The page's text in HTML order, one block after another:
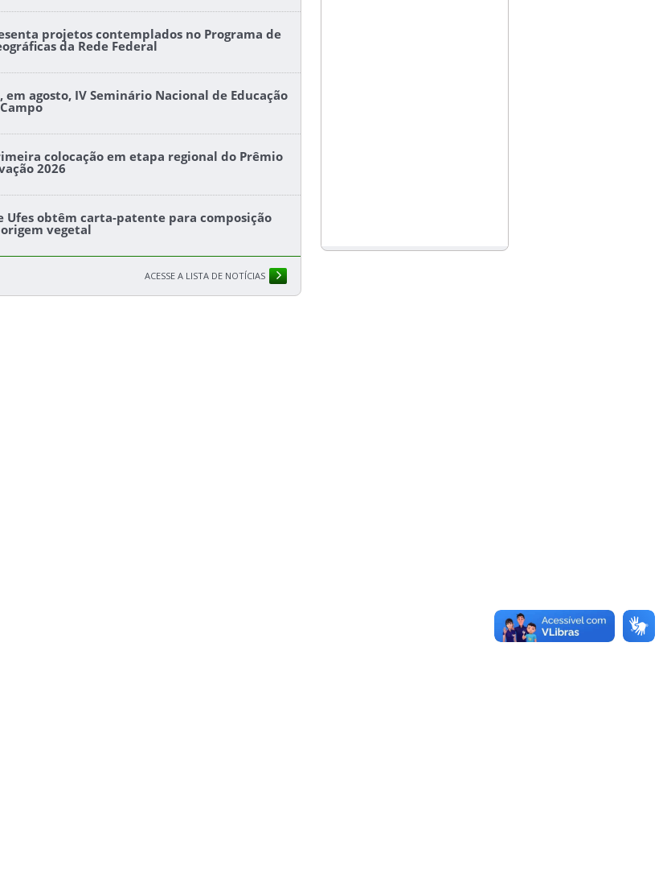
projetos contemplados no Programa de
da Rede Federal
agosto, IV Seminário Nacional de Educação
colocação em etapa regional do Prêmio
2026
Ufes obtêm carta-patente para composição
vegetal
ACESSE A LISTA DE NOTÍCIAS